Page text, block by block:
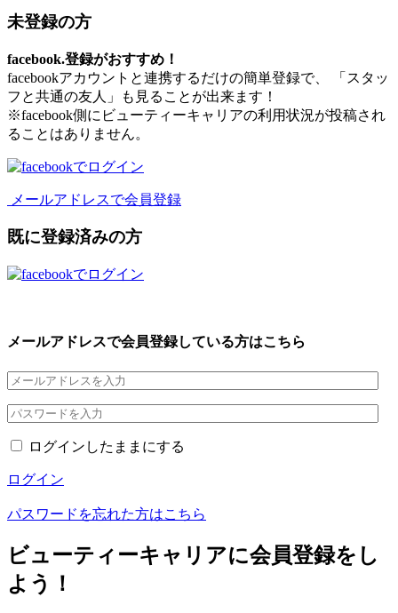
未登録の方
facebook.登録がおすすめ！
facebookアカウントと連携するだけの簡単登録で、 「スタッ
フと共通の友人」も見ることが出来ます！
※facebook側にビューティーキャリアの利用状況が投稿され
ることはありません。
メールアドレスで会員登録
既に登録済みの方
メールアドレスで会員登録している方はこちら
ログインしたままにする
ログイン
パスワードを忘れた方はこちら
ビューティーキャリアに会員登録をし
よう！